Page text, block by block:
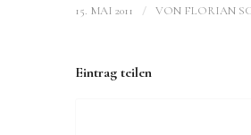
15. MAI 2011 / VON FLORIAN
Eintrag teilen